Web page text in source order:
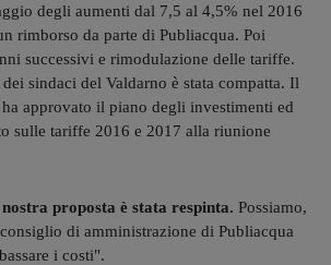
degli aumenti dal 7,5 al 4,5% nel 2016
rimborso da parte di Publiacqua. Poi
successivi e rimodulazione delle tariffe.
sindaci del Valdarno è stata compatta. Il
ha approvato il piano degli investimenti ed
sulle tariffe 2016 e 2017 alla riunione
proposta è stata respinta. Possiamo,
di amministrazione di Publiacqua
i costi".